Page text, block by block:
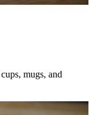
mugs, and